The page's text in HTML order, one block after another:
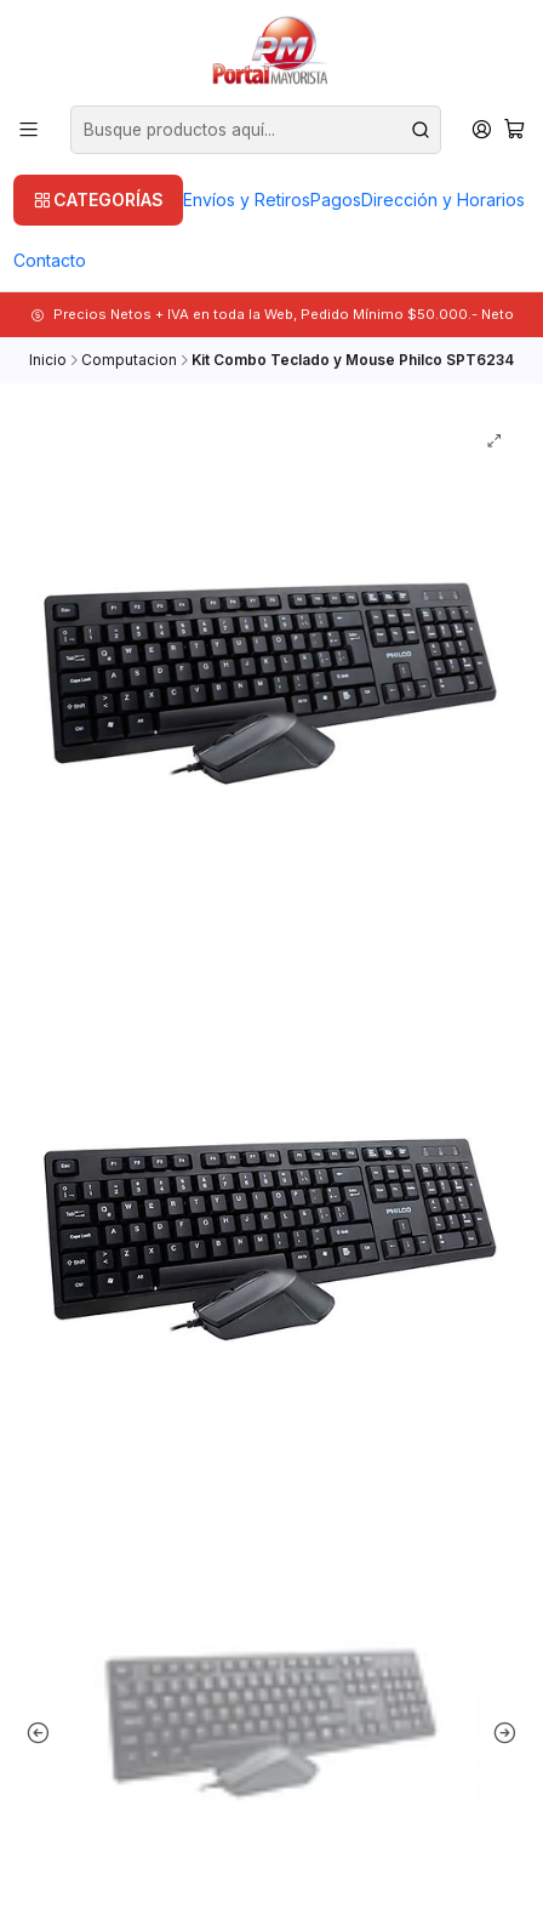
CATEGORÍAS Envíos y RetirosPagosDirección y Horarios
Contacto
Precios Netos + IVA en toda la Web, Pedido Mínimo $50.000.- Neto
Inicio Computacion Kit Combo Teclado y Mouse Philco SPT6234